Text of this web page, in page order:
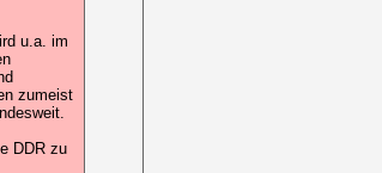
u.a. im
zumeist
DDR zu